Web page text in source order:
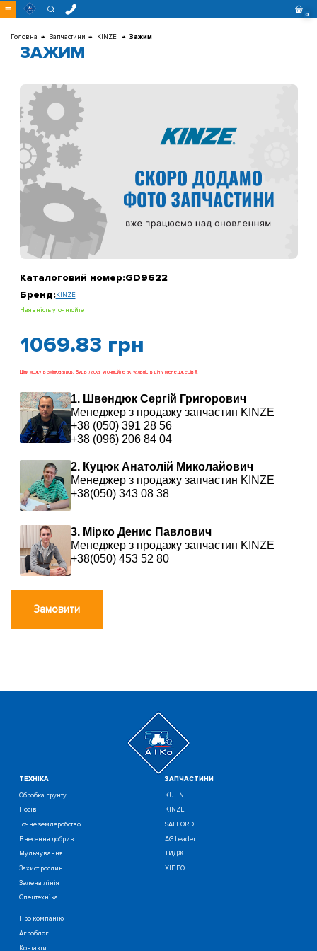
Перейти
до 0
Головна Запчастини KINZE Зажим
ЗАЖИМ
Каталоговий номер:GD9622
Бренд:KINZE
Наявність уточнюйте
1069.83 грн
Ціни можуть змінюватись. Будь ласка, уточнюйте актуальність цін у менеджерів !!!
1. Швендюк Сергій Григорович
Менеджер з продажу запчастин KINZE
+38 (050) 391 28 56
+38 (096) 206 84 04
2. Куцюк Анатолій Миколайович
Менеджер з продажу запчастин KINZE
+38(050) 343 08 38
3. Мірко Денис Павлович
Менеджер з продажу запчастин KINZE
+38(050) 453 52 80
Замовити
ТЕХНIКА
Обробка грунту
Посiв
Точне землеробство
Внесення добрив
Мульчування
Захист рослин
Зелена лінія
Спецтехніка
ЗАПЧАСТИНИ
KUHN
KINZE
SALFORD
AG Leader
ТИДЖЕТ
ХІПРО
Про компанію
Агроблог
Контакти